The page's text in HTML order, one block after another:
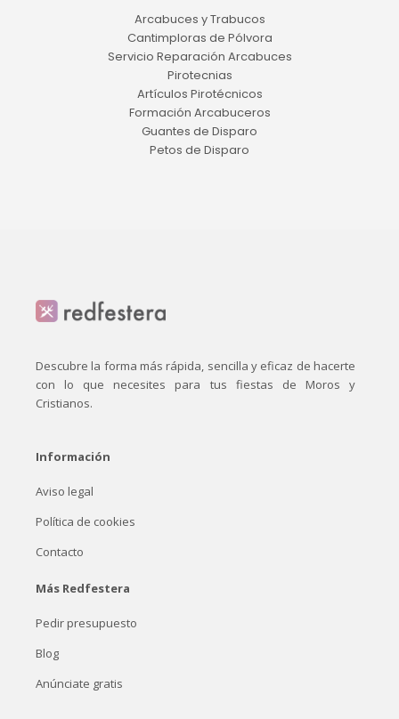
Arcabuces y Trabucos
Cantimploras de Pólvora
Servicio Reparación Arcabuces
Pirotecnias
Artículos Pirotécnicos
Formación Arcabuceros
Guantes de Disparo
Petos de Disparo
Descubre la forma más rápida, sencilla y eficaz de hacerte
con lo que necesites para tus fiestas de Moros y
Cristianos.
Información
Aviso legal
Política de cookies
Contacto
Más Redfestera
Pedir presupuesto
Blog
Anúnciate gratis